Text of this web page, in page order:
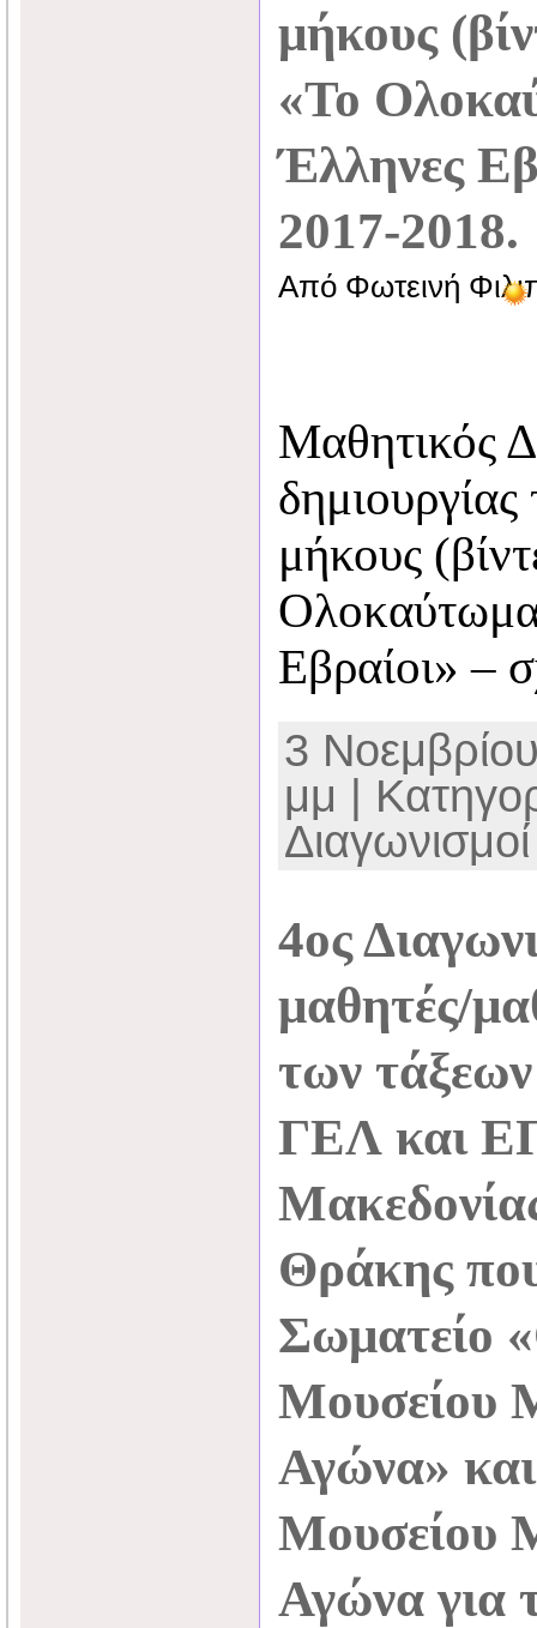
μήκους
«Το
Έλληνες
2017-2018.
Από Φωτεινή
Μαθητικός
δημιουργίας
μήκους
Ολοκαύτωμα
Εβραίοι» –
3
μμ |
Διαγωνισμοί
4ος
μαθητές/
των
ΓΕΛ και
Θράκης
Σωματείο
Μουσείου
Αγώνα»
Μουσείου
Αγώνα για